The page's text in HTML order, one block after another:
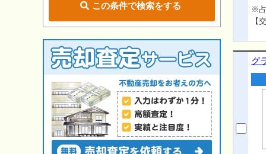
※
【
グ
この条件で検索をする